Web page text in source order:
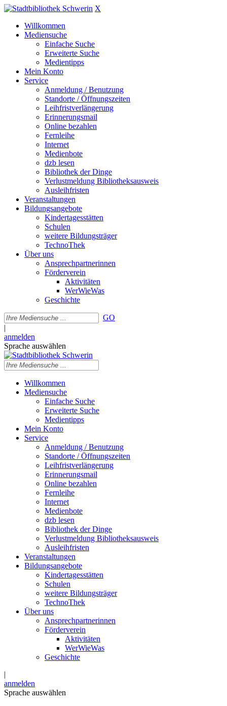
X
Willkommen
Mediensuche
Einfache Suche
Erweiterte Suche
Medientipps
Mein Konto
Service
Anmeldung / Benutzung
Standorte / Öffnungszeiten
Leihfristverlängerung
Erinnerungsmail
Online bezahlen
Fernleihe
Internet
Medienbote
dzb lesen
Bibliothek der Dinge
Verlustmeldung Bibliotheksausweis
Ausleihfristen
Veranstaltungen
Bildungsangebote
Kindertagesstätten
Schulen
weitere Bildungsträger
TechnoThek
Über uns
Ansprechpartnerinnen
Förderverein
Aktivitäten
WerWieWas
Geschichte
GO
|
anmelden
Sprache auswählen
Willkommen
Mediensuche
Einfache Suche
Erweiterte Suche
Medientipps
Mein Konto
Service
Anmeldung / Benutzung
Standorte / Öffnungszeiten
Leihfristverlängerung
Erinnerungsmail
Online bezahlen
Fernleihe
Internet
Medienbote
dzb lesen
Bibliothek der Dinge
Verlustmeldung Bibliotheksausweis
Ausleihfristen
Veranstaltungen
Bildungsangebote
Kindertagesstätten
Schulen
weitere Bildungsträger
TechnoThek
Über uns
Ansprechpartnerinnen
Förderverein
Aktivitäten
WerWieWas
Geschichte
|
anmelden
Sprache auswählen